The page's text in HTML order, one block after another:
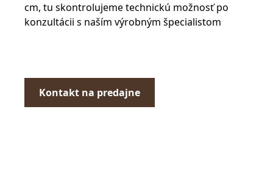
cm, tu skontrolujeme technickú možnosť po
konzultácii s naším výrobným špecialistom
Kontakt na predajne